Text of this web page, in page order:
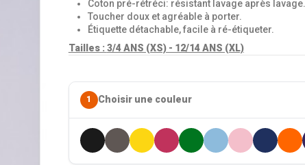
Coton pré-rétréci: résistant lavage après lavage.
Toucher doux et agréable à porter.
Étiquette détachable, facile à ré-étiqueter.
Tailles : 3/4 ANS (XS) - 12/14 ANS (XL)
1 Choisir une couleur